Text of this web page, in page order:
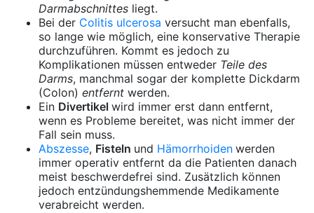
Darmabschnittes liegt.
Bei der Colitis ulcerosa versucht man ebenfalls,
so lange wie möglich, eine konservative Therapie
durchzuführen. Kommt es jedoch zu
Komplikationen müssen entweder Teile des
Darms, manchmal sogar der komplette Dickdarm
(Colon) entfernt werden.
Ein Divertikel wird immer erst dann entfernt,
wenn es Probleme bereitet, was nicht immer der
Fall sein muss.
Abszesse, Fisteln und Hämorrhoiden werden
immer operativ entfernt da die Patienten danach
meist beschwerdefrei sind. Zusätzlich können
jedoch entzündungshemmende Medikamente
verabreicht werden.